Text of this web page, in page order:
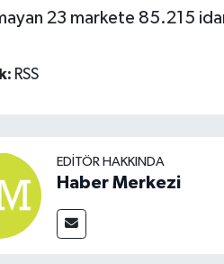
23 markete 85.215
RSS
EDITÖR HAKKINDA
Haber Merkezi